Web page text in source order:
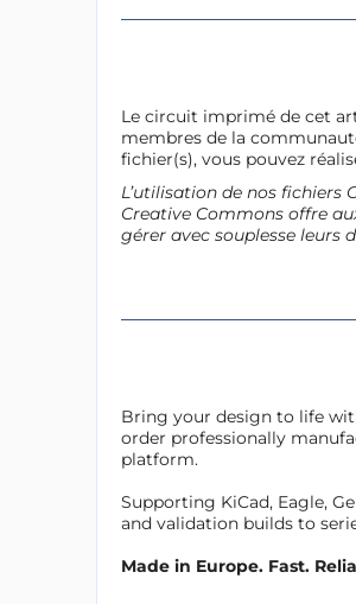
Le circuit imprimé de cet
membres de la
fichier(s), vous pouvez
L’utilisation de nos fichiers
Creative Commons offre
gérer avec souplesse leurs
Bring your design to life
order professionally
platform.
Supporting KiCad, Eagle,
and validation builds to
Made in Europe. Fast.